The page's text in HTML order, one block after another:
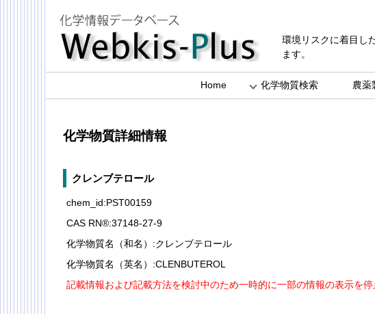
環境リスクに着目し
ます。
Home 化学物質検索 農薬
化学物質詳細情報
クレンブテロール
chem_id:PST00159
CAS RN®:37148-27-9
化学物質名（和名）:クレンブテロール
化学物質名（英名）:CLENBUTEROL
記載情報および記載方法を検討中のため一時的に一部の情報の表示を